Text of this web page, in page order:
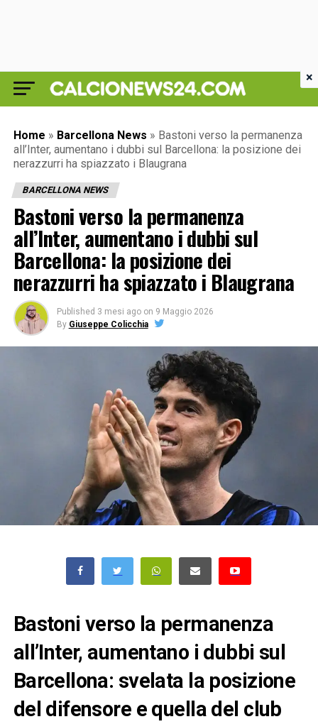
Home » Barcellona News » Bastoni verso la permanenza
all’Inter, aumentano i dubbi sul Barcellona: la posizione dei
nerazzurri ha spiazzato i Blaugrana
BARCELLONA NEWS
Bastoni verso la permanenza
all’Inter, aumentano i dubbi sul
Barcellona: la posizione dei
nerazzurri ha spiazzato i Blaugrana
Published 3 mesi ago on 9 Maggio 2026
By Giuseppe Colicchia
Bastoni verso la permanenza
all’Inter, aumentano i dubbi sul
Barcellona: svelata la posizione
del difensore e quella del club
×